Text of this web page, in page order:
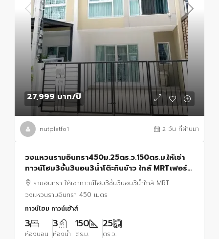
27,999 บาท/ปี
nutplatfo1 2 วัน ที่ผ่านมา
วงแหวนรามอินทรา450ม.25ตร.ว.150ตร.ม.ให้เช่า
ทาวน์โฮม3ชั้น3นอน3น้ำโต๊ะกินข้าว ใกล้ MRTเฟอร์
ครบ โซฟา เตียงนอน แอร์4 พร้อมเข้าอยู่รามอินทรา
รามอินทรา ให้เช่าทาวน์โฮม3ชั้น3นอน3น้ำใกล้ MRT
วงแหวนรามอินทรา 450 เมตร
ทาวน์โฮม ทาวน์เฮ้าส์
3
ห้องนอน
3
ห้องน้ำ
150
ตร.ม.
25
ตร.ว.